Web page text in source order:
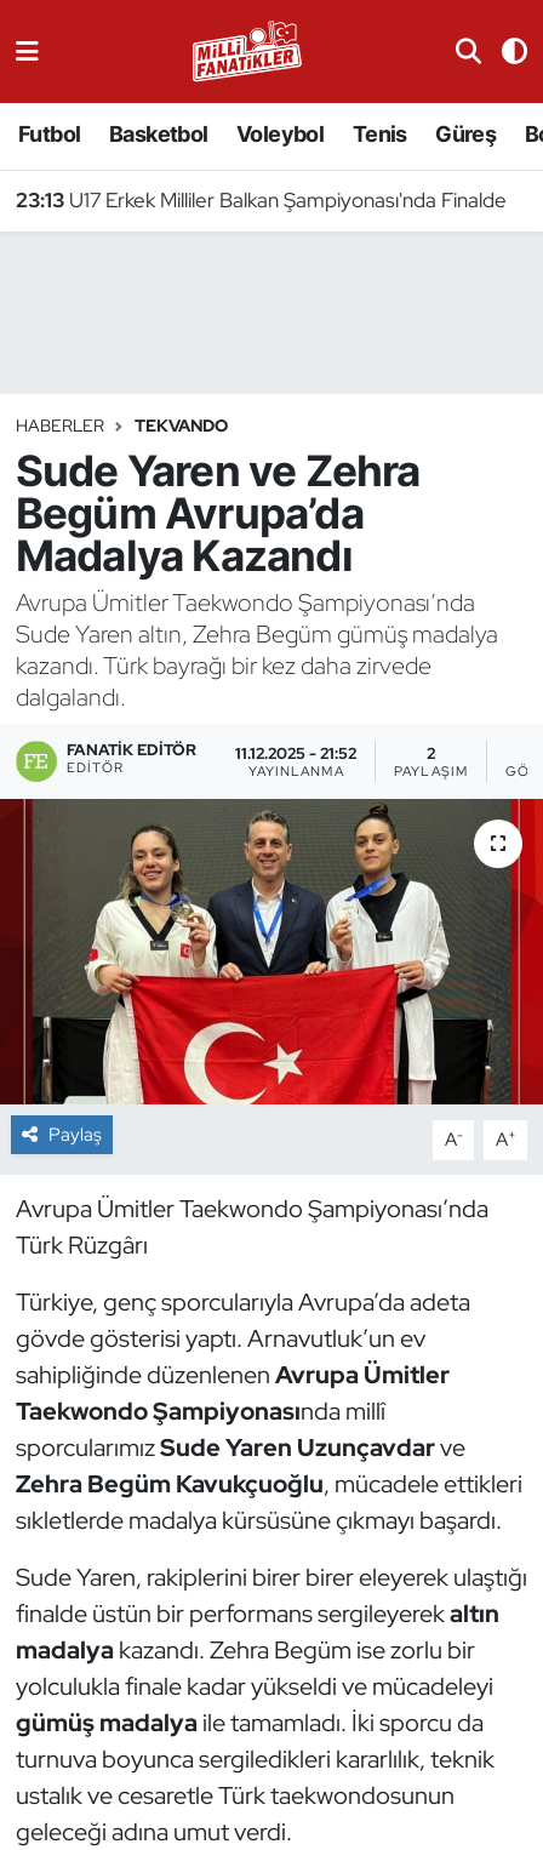
Futbol Basketbol Voleybol Tenis Güreş
23:13 U17 Erkek Milliler Balkan Şampiyonası'nda Finalde
HABERLER TEKVANDO
Sude Yaren ve Zehra
Begüm Avrupa’da
Madalya Kazandı
Avrupa Ümitler Taekwondo Şampiyonası’nda
Sude Yaren altın, Zehra Begüm gümüş madalya
kazandı. Türk bayrağı bir kez daha zirvede
dalgalandı.
FANATIK EDITÖR
EDITÖR
11.12.2025 - 21:52
YAYINLANMA
2
PAYLAŞIM
Paylaş A- A+
Avrupa Ümitler Taekwondo Şampiyonası’nda
Türk Rüzgârı
Türkiye, genç sporcularıyla Avrupa’da adeta
gövde gösterisi yaptı. Arnavutluk’un ev
sahipliğinde düzenlenenAvrupa Ümitler
Taekwondo Şampiyonasında millî
sporcularımızSude Yaren Uzunçavdarve
Zehra Begüm Kavukçuoğlu, mücadele ettikleri
sıkletlerde madalya kürsüsüne çıkmayı başardı.
Sude Yaren, rakiplerini birer birer eleyerek ulaştığı
finalde üstün bir performans sergileyerekaltın
madalyakazandı. Zehra Begüm ise zorlu bir
yolculukla finale kadar yükseldi ve mücadeleyi
gümüş madalyaile tamamladı. İki sporcu da
turnuva boyunca sergiledikleri kararlılık, teknik
ustalık ve cesaretle Türk taekwondosunun
geleceği adına umut verdi.
Badminton
Binicilik
Bisiklet
Bocce Bowling Dart
Boks
Briç
Buz Hokeyi
Buz Pateni
Çim Hokeyi
Cimnastik
Curling
Dağcılık
Dans Sporları
Dövüş Sanatı
E-Spor
Eskrim
Futbol
Futsal
Genel
Golf
Güreş
Halter
Hava Sporları
Hentbol